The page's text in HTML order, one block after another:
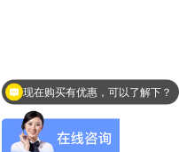
您需要测量液体吗？
现在购买有优惠，可以了解下？